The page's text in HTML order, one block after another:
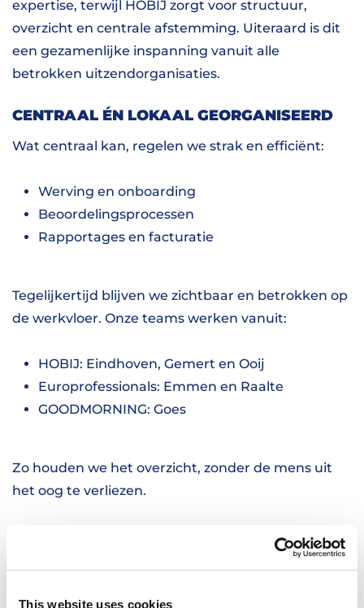
This website uses cookies
expertise, terwijl HOBIJ zorgt voor structuur,
overzicht en centrale afstemming. Uiteraard is dit
een gezamenlijke inspanning vanuit alle
betrokken uitzendorganisaties.
CENTRAAL ÉN LOKAAL GEORGANISEERD
Wat centraal kan, regelen we strak en efficiënt:
Werving en onboarding
Beoordelingsprocessen
Rapportages en facturatie
Tegelijkertijd blijven we zichtbaar en betrokken op
de werkvloer. Onze teams werken vanuit:
HOBIJ: Eindhoven, Gemert en Ooij
Europrofessionals: Emmen en Raalte
GOODMORNING: Goes
Zo houden we het overzicht, zonder de mens uit
het oog te verliezen.
De afgelopen maanden hebben we met alle